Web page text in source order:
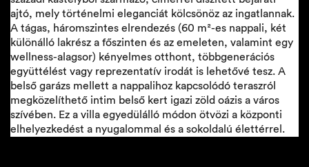
ajtó, mely történelmi eleganciát kölcsönöz az ingatlannak.
A tágas, háromszintes elrendezés (60 m²-es nappali, két
különálló lakrész a főszinten és az emeleten, valamint egy
wellness-alagsor) kényelmes otthont, többgenerációs
együttélést vagy reprezentatív irodát is lehetővé tesz. A
belső garázs mellett a nappalihoz kapcsolódó teraszról
megközelíthető intim belső kert igazi zöld oázis a város
szívében. Ez a villa egyedülálló módon ötvözi a központi
elhelyezkedést a nyugalommal és a sokoldalú élettérrel.